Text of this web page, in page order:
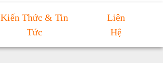
Kiến Thức & Tin
Tức
Liên
Hệ